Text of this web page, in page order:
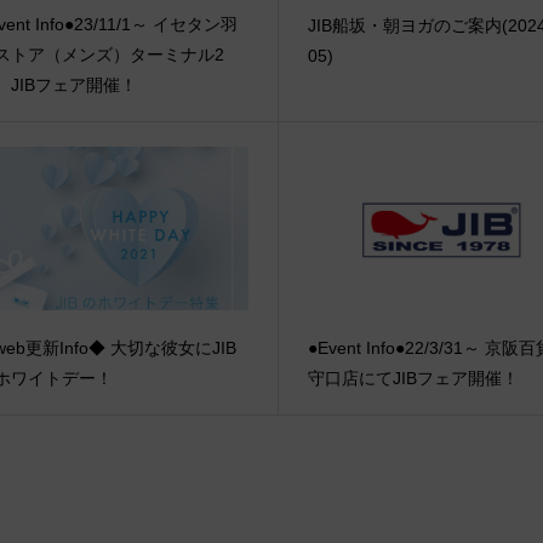
Info●23/11/1～ イセタン羽
トア（メンズ）ターミナル2
フェア開催！
JIB船坂・朝ヨガのご案内
05)
更新Info◆ 大切な彼女にJIB
ワイトデー！
●Event Info●22/3/31～ 京阪百
守口店にてJIBフェア開催！